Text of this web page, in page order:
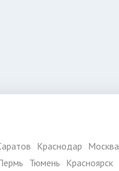
Краснодар Москва
Тюмень Красноярск